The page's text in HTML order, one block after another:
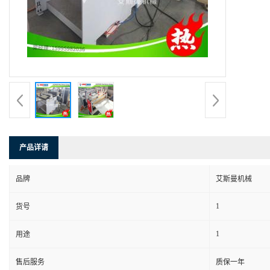
产品详请
品牌 艾斯曼机械
货号 1
用途 1
售后服务 质保一年